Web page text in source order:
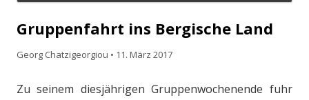
Skip to content
Gruppenfahrt ins Bergische Land
Georg Chatzigeorgiou • 11. März 2017
Zu seinem diesjährigen Gruppenwochenende fuhr